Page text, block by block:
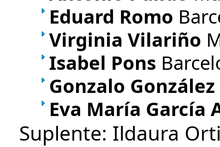
Eduard Romo
Virginia Vilariño
Isabel Pons
Gonzalo González
Eva María García
Suplente: Ildaura